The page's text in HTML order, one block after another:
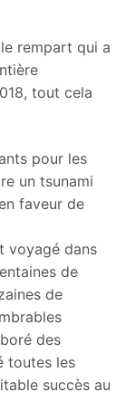
rempart qui a
tout cela
pour les
un tsunami
faveur de
voyagé dans
de
de
des
toutes les
succès au